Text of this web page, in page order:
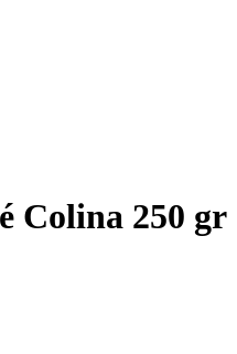
Colina 250 gr